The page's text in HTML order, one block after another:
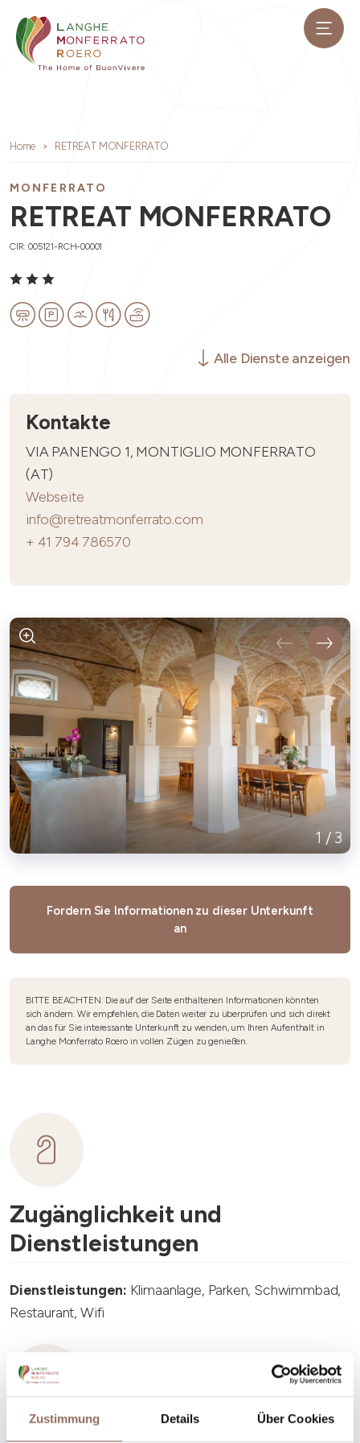
Zustimmung Details Über Cookies
Home RETREAT MONFERRATO
MONFERRATO
RETREAT MONFERRATO
CIR: 005121-RCH-00001
Alle Dienste anzeigen
Kontakte
VIA PANENGO 1, MONTIGLIO MONFERRATO
(AT)
Webseite
info@retreatmonferrato.com
+ 41 794 786570
1 / 3
Fordern Sie Informationen zu dieser Unterkunft
an
BITTE BEACHTEN: Die auf der Seite enthaltenen Informationen könnten
sich ändern. Wir empfehlen, die Daten weiter zu überprüfen und sich direkt
an das für Sie interessante Unterkunft zu wenden, um Ihren Aufenthalt in
Langhe Monferrato Roero in vollen Zügen zu genießen.
Zugänglichkeit und
Dienstleistungen
Dienstleistungen: Klimaanlage, Parken, Schwimmbad,
Restaurant, Wifi